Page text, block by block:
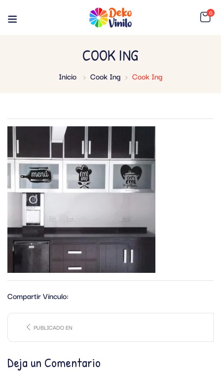
0
COOK ING
Inicio Cook Ing Cook Ing
Compartir Vínculo:
PUBLICADO EN
Deja un Comentario